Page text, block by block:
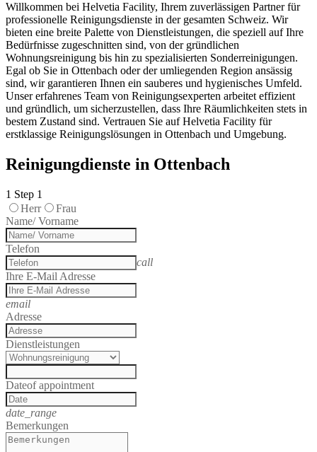
Willkommen bei Helvetia Facility, Ihrem zuverlässigen Partner für
professionelle Reinigungsdienste in der gesamten Schweiz. Wir
bieten eine breite Palette von Dienstleistungen, die speziell auf Ihre
Bedürfnisse zugeschnitten sind, von der gründlichen
Wohnungsreinigung bis hin zu spezialisierten Sonderreinigungen.
Egal ob Sie in Ottenbach oder der umliegenden Region ansässig
sind, wir garantieren Ihnen ein sauberes und hygienisches Umfeld.
Unser erfahrenes Team von Reinigungsexperten arbeitet effizient
und gründlich, um sicherzustellen, dass Ihre Räumlichkeiten stets in
bestem Zustand sind. Vertrauen Sie auf Helvetia Facility für
erstklassige Reinigungslösungen in Ottenbach und Umgebung.
Reinigungdienste in Ottenbach
1 Step 1
Herr
Frau
Name/ Vorname
Telefon
call
Ihre E-Mail Adresse
email
Adresse
Dienstleistungen
Dateof appointment
date_range
Bemerkungen